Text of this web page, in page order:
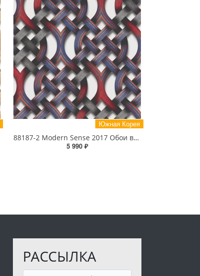
Южная Корея
88187-2 Modern Sense 2017 Обои виниловые на бумажной основе 1.06*15.6
5 990 ₽
РАССЫЛКА